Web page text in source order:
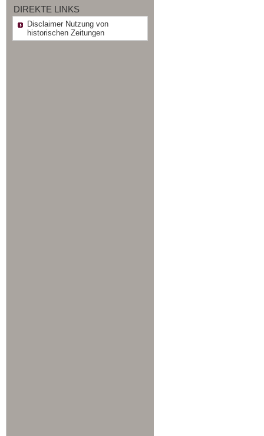
DIREKTE LINKS
Disclaimer Nutzung von
historischen Zeitungen